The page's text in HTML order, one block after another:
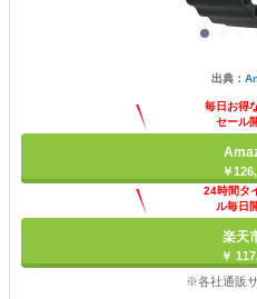
出典：
毎日お得
セール
￥
24時間タ
ル毎日
楽天
￥
※各社通販